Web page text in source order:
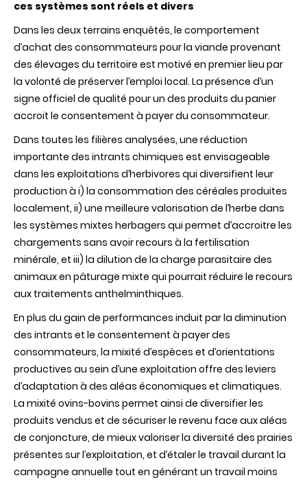
ces systèmes sont réels et divers
Dans les deux terrains enquêtés, le comportement
d’achat des consommateurs pour la viande provenant
des élevages du territoire est motivé en premier lieu par
la volonté de préserver l’emploi local. La présence d’un
signe officiel de qualité pour un des produits du panier
accroit le consentement à payer du consommateur.
Dans toutes les filières analysées, une réduction
importante des intrants chimiques est envisageable
dans les exploitations d’herbivores qui diversifient leur
production à i) la consommation des céréales produites
localement, ii) une meilleure valorisation de l’herbe dans
les systèmes mixtes herbagers qui permet d’accroitre les
chargements sans avoir recours à la fertilisation
minérale, et iii) la dilution de la charge parasitaire des
animaux en pâturage mixte qui pourrait réduire le recours
aux traitements anthelminthiques.
En plus du gain de performances induit par la diminution
des intrants et le consentement à payer des
consommateurs, la mixité d’espèces et d’orientations
productives au sein d’une exploitation offre des leviers
d’adaptation à des aléas économiques et climatiques.
La mixité ovins-bovins permet ainsi de diversifier les
produits vendus et de sécuriser le revenu face aux aléas
de conjoncture, de mieux valoriser la diversité des prairies
présentes sur l’exploitation, et d’étaler le travail durant la
campagne annuelle tout en générant un travail moins